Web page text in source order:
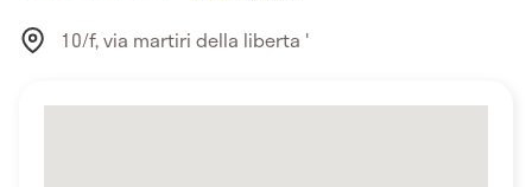
10/f, via martiri della liberta '